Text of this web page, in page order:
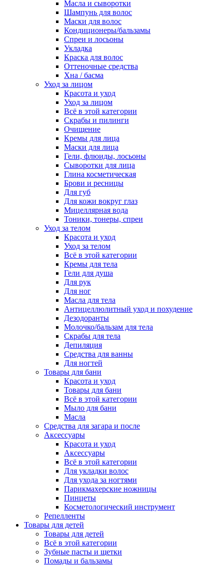
Масла и сыворотки
Шампунь для волос
Маски для волос
Кондиционеры/бальзамы
Спреи и лосьоны
Укладка
Краска для волос
Оттеночные средства
Хна / басма
Уход за лицом
Красота и уход
Уход за лицом
Всё в этой категории
Скрабы и пилинги
Очищение
Кремы для лица
Маски для лица
Гели, флюиды, лосьоны
Сыворотки для лица
Глина косметическая
Брови и ресницы
Для губ
Для кожи вокруг глаз
Мицеллярная вода
Тоники, тонеры, спреи
Уход за телом
Красота и уход
Уход за телом
Всё в этой категории
Кремы для тела
Гели для душа
Для рук
Для ног
Масла для тела
Антицеллюлитный уход и похудение
Дезодоранты
Молочко/бальзам для тела
Скрабы для тела
Депиляция
Средства для ванны
Для ногтей
Товары для бани
Красота и уход
Товары для бани
Всё в этой категории
Мыло для бани
Масла
Средства для загара и после
Аксессуары
Красота и уход
Аксессуары
Всё в этой категории
Для укладки волос
Для ухода за ногтями
Парикмахерские ножницы
Пинцеты
Косметологический инструмент
Репелленты
Товары для детей
Товары для детей
Всё в этой категории
Зубные пасты и щетки
Помады и бальзамы